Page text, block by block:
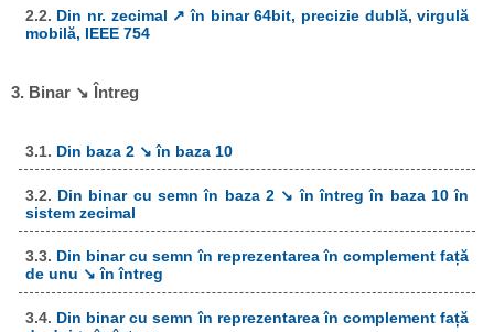
2.2. Din nr. zecimal ↗ în binar 64bit, precizie dublă, virgulă
mobilă, IEEE 754
3. Binar ↘ Întreg
3.1. Din baza 2 ↘ în baza 10
3.2. Din binar cu semn în baza 2 ↘ în întreg în baza 10 în
sistem zecimal
3.3. Din binar cu semn în reprezentarea în complement față
de unu ↘ în întreg
3.4. Din binar cu semn în reprezentarea în complement față